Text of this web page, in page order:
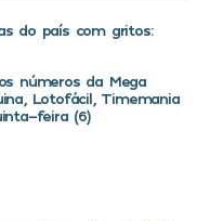
do país com gritos:
números da Mega
Lotofácil, Timemania
feira (6)